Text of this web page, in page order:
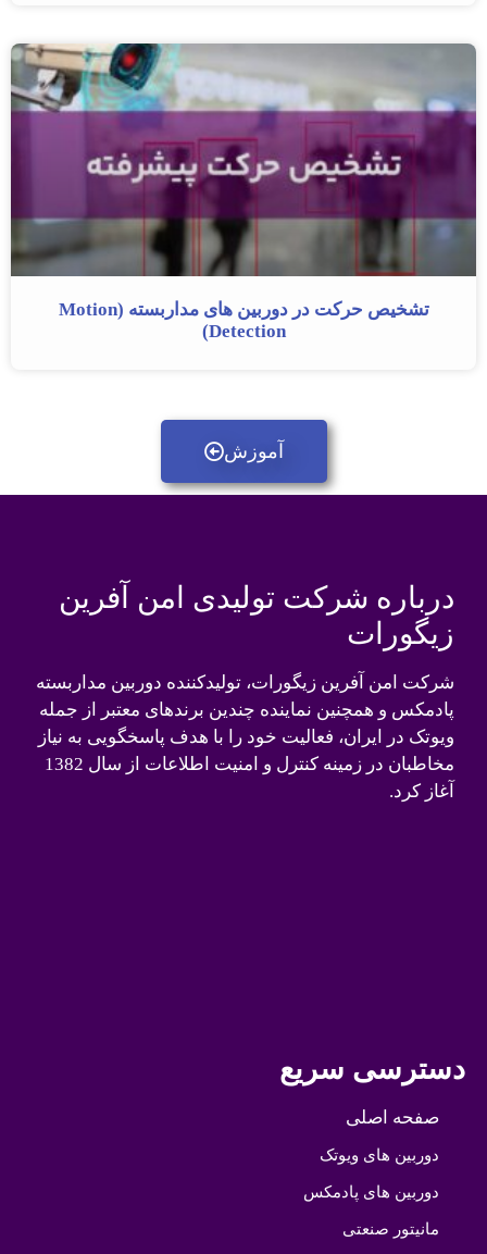
تشخیص حرکت در دوربین های مداربسته (Motion
Detection)
آموزش
درباره شرکت تولیدی امن آفرین
زیگورات
شرکت امن آفرین زیگورات، تولیدکننده دوربین مداربسته
پادمکس و همچنین نماینده چندین برندهای معتبر از جمله
ویوتک در ایران، فعالیت خود را با هدف پاسخگویی به نیاز
مخاطبان در زمینه کنترل و امنیت اطلاعات از سال 1382
آغاز کرد.
دسترسی سریع
صفحه اصلی
دوربین های ویوتک
دوربین های پادمکس
مانیتور صنعتی